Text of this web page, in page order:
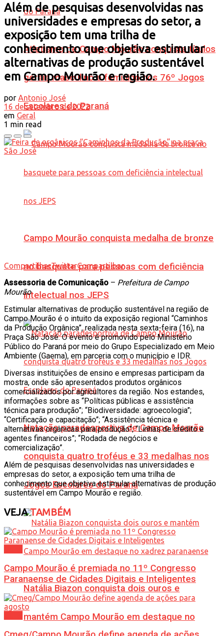
Atletismo de Campo Mourão conquista títulos
gerais masculino e feminino nos 76º Jogos
Escolares do Paraná
Campo Mourão conquista medalha de bronze
no basquete para pessoas com deficiência
intelectual nos JEPS
Natação paradesportiva de Campo Mourão
conquista quatro troféus e 33 medalhas nos
Jogos Escolares do Paraná
Natália Biazon conquista dois ouros e
mantém Campo Mourão em destaque no
Além de pesquisas desenvolvidas nas
universidades e empresas do setor, a
exposição tem uma trilha de
conhecimento que objetiva estimular
alternativas de produção sustentável
em Campo Mourão e região.
por Antonio José
16 de setembro de 2022
em Geral
1 min read
CompartilharTwittarCompartilhar
Assessoria de Comunicação – Prefeitura de Campo
Mourão
Estimular alternativas de produção sustentável na região de
Campo Mourão é o intuito da exposição regional “Caminhos
da Produção Orgânica”, realizada nesta sexta-feira (16), na
Praça São José. O evento é promovido pelo Ministério
Público do Paraná por meio do Grupo Especializado em Meio
Ambiente (Gaema), em parceria com o município e IDR.
Diversas instituições de ensino e empresas participam da
mostra, onde são apresentados produtos orgânicos
comercializados por agricultores da região. Nos estandes,
informações sobre as “Políticas públicas e assistência
técnica para produção”; “Biodiversidade: agroecologia”;
“Certificação e capacitação”; “Assistência técnica e
alternativas orgânicas para produção”; “Linhas de crédito e
agentes financeiros”; “Rodada de negócios e
comercialização”.
Além de pesquisas desenvolvidas nas universidades e
empresas do setor, a exposição tem uma trilha de
conhecimento que objetiva estimular alternativas de produção
sustentável em Campo Mourão e região.
VEJATAMBÉM
Campo Mourão é premiada no 11º Congresso
Paranaense de Cidades Digitais e Inteligentes